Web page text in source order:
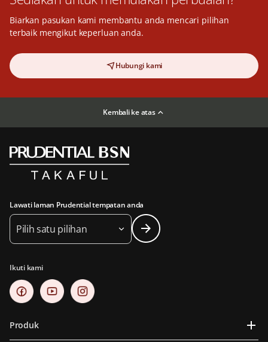
Biarkan pasukan kami membantu anda mencari pilihan
terbaik mengikut keperluan anda.
Hubungi kami
Kembali ke atas
Lawati laman Prudential tempatan anda
Pilih satu pilihan
Ikuti kami
Produk